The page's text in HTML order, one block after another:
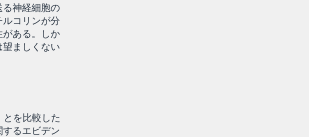
神経細胞の
コリンが分
ある。しか
ましくない
を比較した
るエビデン